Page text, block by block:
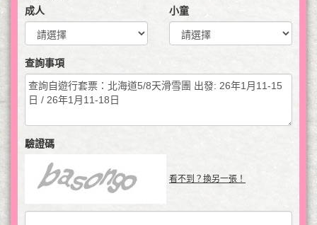
成人
小童
查詢事項
驗證碼
看不到？換另一張！